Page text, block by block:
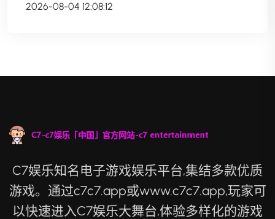
2026-08-04 12:08:12
C7娱乐知名电子游戏娱乐平台,集结多款优质
游戏。通过c7c7.app或www.c7c7.app,玩家可
以快速进入C7娱乐大舞台,体验多样化的游戏